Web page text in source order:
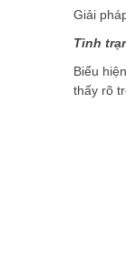
Giải
Tình
Biểu
thấy rõ